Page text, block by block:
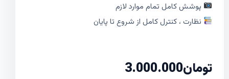
پوشش کامل تمام موارد لازم
نظارت ، کنترل کامل از شروع تا پایان
تومان3.000.000